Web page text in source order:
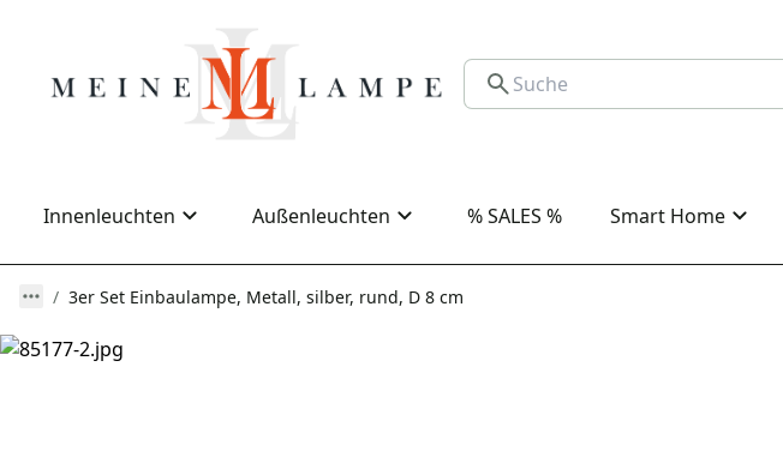
Innenleuchten Außenleuchten % SALES % Smart Home
3er Set Einbaulampe, Metall, silber, rund, D 8 cm